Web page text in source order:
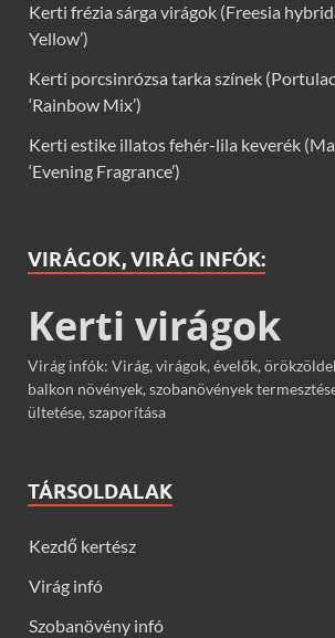
Kerti frézia sárga virágok (Freesia
Yellow’)
Kerti porcsinrózsa tarka színek
‘Rainbow Mix’)
Kerti estike illatos fehér-lila keverék
‘Evening Fragrance’)
VIRÁGOK, VIRÁG INFÓK:
Kerti virágok
Virág infók: Virág, virágok, évelők,
balkon növények, szobanövények
ültetése, szaporítása
TÁRSOLDALAK
Kezdő kertész
Virág infó
Szobanövény infó